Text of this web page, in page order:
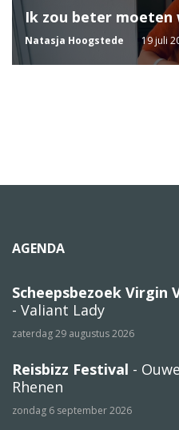
Ik zou beter moeten
Natasja Hoogstede 19 juli
AGENDA
Scheepsbezoek Virgin
- Valiant Lady
zaterdag 29 augustus 2026
Reisbizz Festival -
Rhenen
zondag 6 september 2026